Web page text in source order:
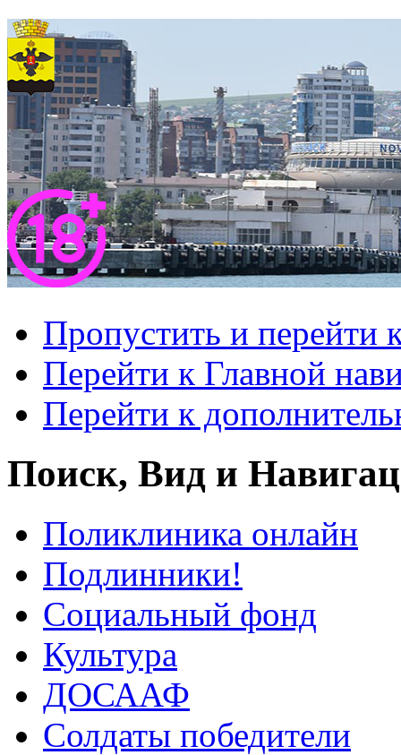
Пропустить и перейти
Перейти к Главной
Перейти к
Поиск, Вид и
Поликлиника онлайн
Подлинники!
Социальный фонд
Культура
ДОСААФ
Солдаты победители